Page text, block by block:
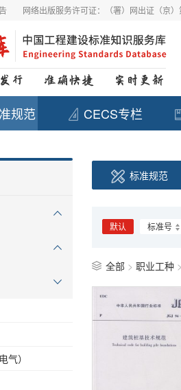
网络出版服务许可证：（署）网出证（京
规范 CECS专栏
气）
标准规范
默认 标准号
全部 > 职业工种